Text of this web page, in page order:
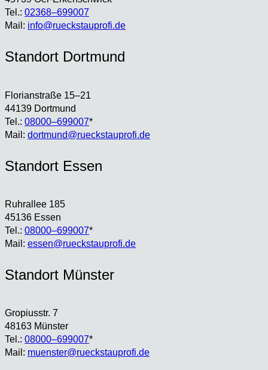
Tel.: 02368–699007
Mail: info@rueckstauprofi.de
Stand­ort Dort­mund
Flo­ri­an­stra­ße 15–21
44139 Dort­mund
Tel.: 08000–699007*
Mail: dortmund@rueckstauprofi.de
Stand­ort Essen
Ruhr­al­lee 185
45136 Essen
Tel.: 08000–699007*
Mail: essen@rueckstauprofi.de
Stand­ort Müns­ter
Gro­pi­us­str. 7
48163 Müns­ter
Tel.: 08000–699007*
Mail: muenster@rueckstauprofi.de